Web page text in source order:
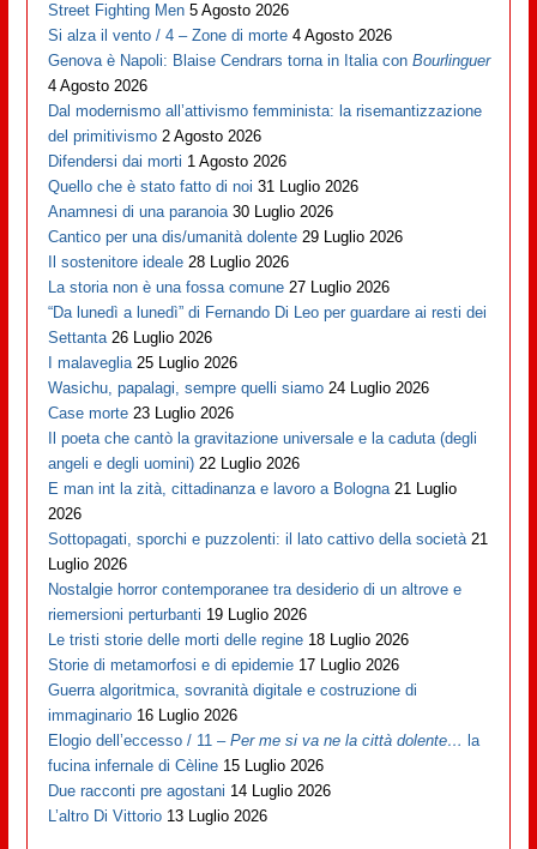
Street Fighting Men 5 Agosto 2026
Si alza il vento / 4 – Zone di morte 4 Agosto 2026
Genova è Napoli: Blaise Cendrars torna in Italia conBourlinguer
4 Agosto 2026
Dal modernismo all’attivismo femminista: la risemantizzazione
del primitivismo 2 Agosto 2026
Difendersi dai morti 1 Agosto 2026
Quello che è stato fatto di noi 31 Luglio 2026
Anamnesi di una paranoia 30 Luglio 2026
Cantico per una dis/umanità dolente 29 Luglio 2026
Il sostenitore ideale 28 Luglio 2026
La storia non è una fossa comune 27 Luglio 2026
“Da lunedì a lunedì” di Fernando Di Leo per guardare ai resti dei
Settanta 26 Luglio 2026
I malaveglia 25 Luglio 2026
Wasichu, papalagi, sempre quelli siamo 24 Luglio 2026
Case morte 23 Luglio 2026
Il poeta che cantò la gravitazione universale e la caduta (degli
angeli e degli uomini) 22 Luglio 2026
E man int la zità, cittadinanza e lavoro a Bologna 21 Luglio
2026
Sottopagati, sporchi e puzzolenti: il lato cattivo della società 21
Luglio 2026
Nostalgie horror contemporanee tra desiderio di un altrove e
riemersioni perturbanti 19 Luglio 2026
Le tristi storie delle morti delle regine 18 Luglio 2026
Storie di metamorfosi e di epidemie 17 Luglio 2026
Guerra algoritmica, sovranità digitale e costruzione di
immaginario 16 Luglio 2026
Elogio dell’eccesso / 11 –Per me si va ne la città dolente… la
fucina infernale di Cèline 15 Luglio 2026
Due racconti pre agostani 14 Luglio 2026
L’altro Di Vittorio 13 Luglio 2026